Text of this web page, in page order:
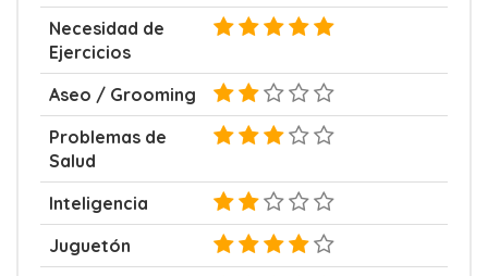
Necesidad de
Ejercicios
Aseo / Grooming
Problemas de
Salud
Inteligencia
Juguetón